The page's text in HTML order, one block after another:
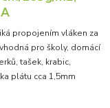
propojením vláken za
pro školy, domácí
tašek, krabic,
plátu cca 1,5mm